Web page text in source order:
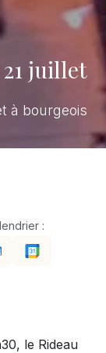
juillet
à bourgeois
:
le Rideau